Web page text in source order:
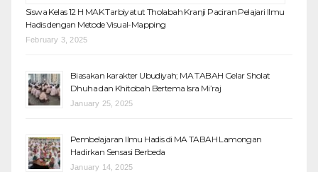
Siswa Kelas 12 H MAK Tarbiyatut Tholabah Kranji Paciran Pelajari Ilmu
Hadis dengan Metode Visual-Mapping
February 3, 2025
Biasakan karakter Ubudiyah; MA TABAH Gelar Sholat
Dhuha dan Khitobah Bertema Isra Mi’raj
January 25, 2025
Pembelajaran Ilmu Hadis di MA TABAH Lamongan
Hadirkan Sensasi Berbeda
January 14, 2025